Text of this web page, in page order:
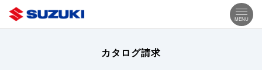
MENU
カタログ請求